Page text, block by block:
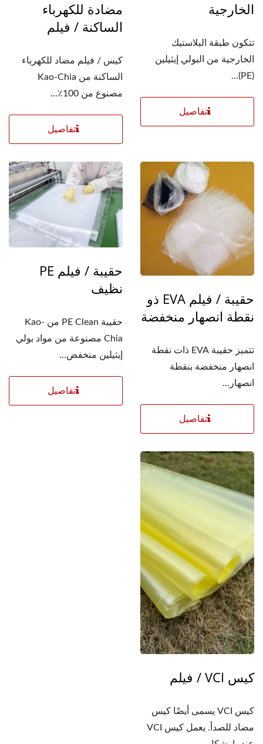
الخارجية
تتكون طبقة البلاستيك
الخارجية من البولي إيثيلين
(PE)...
تفاصيل
مضادة للكهرباء
الساكنة / فيلم
كيس / فيلم مضاد للكهرباء
الساكنة من Kao-Chia
مصنوع من 100٪...
تفاصيل
حقيبة / فيلم EVA ذو
نقطة انصهار منخفضة
تتميز حقيبة EVA ذات نقطة
انصهار منخفضة بنقطة
انصهار...
تفاصيل
حقيبة / فيلم PE
نظيف
حقيبة PE Clean من Kao-
Chia مصنوعة من مواد بولي
إيثيلين منخفض...
تفاصيل
كيس VCI / فيلم
كيس VCI يسمى أيضًا كيس
مضاد للصدأ. يعمل كيس VCI